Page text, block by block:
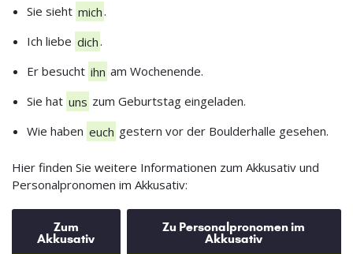
Sie sieht mich.
Ich liebe dich.
Er besucht ihn am Wochenende.
Sie hat uns zum Geburtstag eingeladen.
Wie haben euch gestern vor der Boulderhalle gesehen.
Hier finden Sie weitere Informationen zum Akkusativ und
Personalpronomen im Akkusativ:
Zum
Akkusativ
Zu Personalpronomen im
Akkusativ